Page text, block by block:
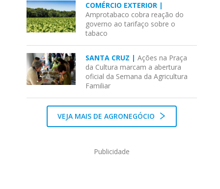
COMÉRCIO EXTERIOR |
Amprotabaco cobra reação do
governo ao tarifaço sobre o
tabaco
SANTA CRUZ |Ações na Praça
da Cultura marcam a abertura
oficial da Semana da Agricultura
Familiar
VEJA MAIS DE AGRONEGÓCIO
Publicidade